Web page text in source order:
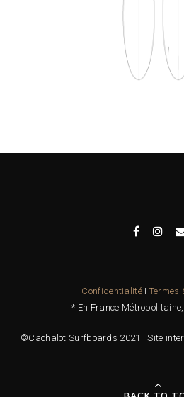
ConfidentialitéI Termes
* En France
©Cachalot Surfboards 2021 I Site